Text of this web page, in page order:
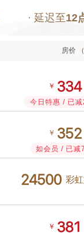
· 延迟至12
房价 （
￥ 
今日特惠 / 已
￥ 
如会员 / 已减
 彩
￥ 